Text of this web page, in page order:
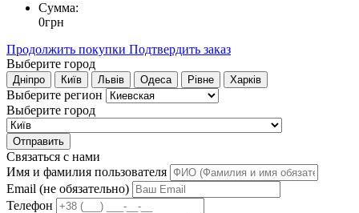
Сумма:
0грн
Продолжить покупки Подтвердить заказ
Выберите город
Дніпро Київ Львів Одеса Рівне Харків
Выберите регион
Выберите город
Отправить
Связаться с нами
Имя и фамилия пользователя
Email (не обязательно)
Телефон